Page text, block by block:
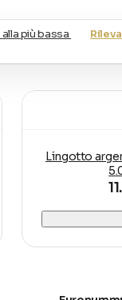
ad IVA al
più bassa
Lingotto